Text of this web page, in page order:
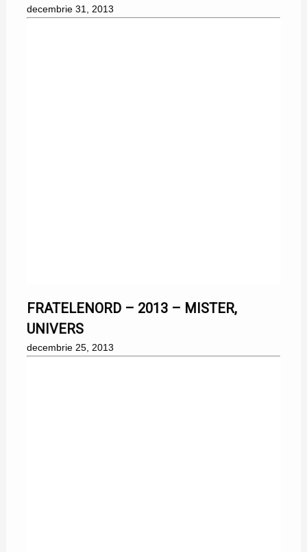
decembrie 31, 2013
FRATELENORD – 2013 – MISTER,
UNIVERS
decembrie 25, 2013